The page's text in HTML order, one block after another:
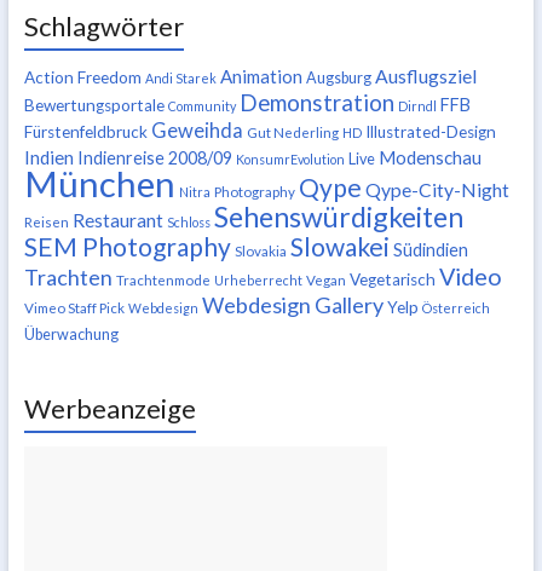
Schlagwörter
Action Freedom Andi Starek Animation Augsburg Ausflugsziel
Bewertungsportale Community Demonstration Dirndl FFB
Fürstenfeldbruck Geweihda Gut Nederling HD Illustrated-Design
Indien Indienreise 2008/09 KonsumrEvolution Live Modenschau
München Nitra Photography Qype Qype-City-Night
Reisen Restaurant Schloss Sehenswürdigkeiten
SEM Photography Slovakia Slowakei Südindien
Trachten Trachtenmode Urheberrecht Vegan Vegetarisch Video
Vimeo Staff Pick Webdesign Webdesign Gallery Yelp Österreich
Überwachung
Werbeanzeige